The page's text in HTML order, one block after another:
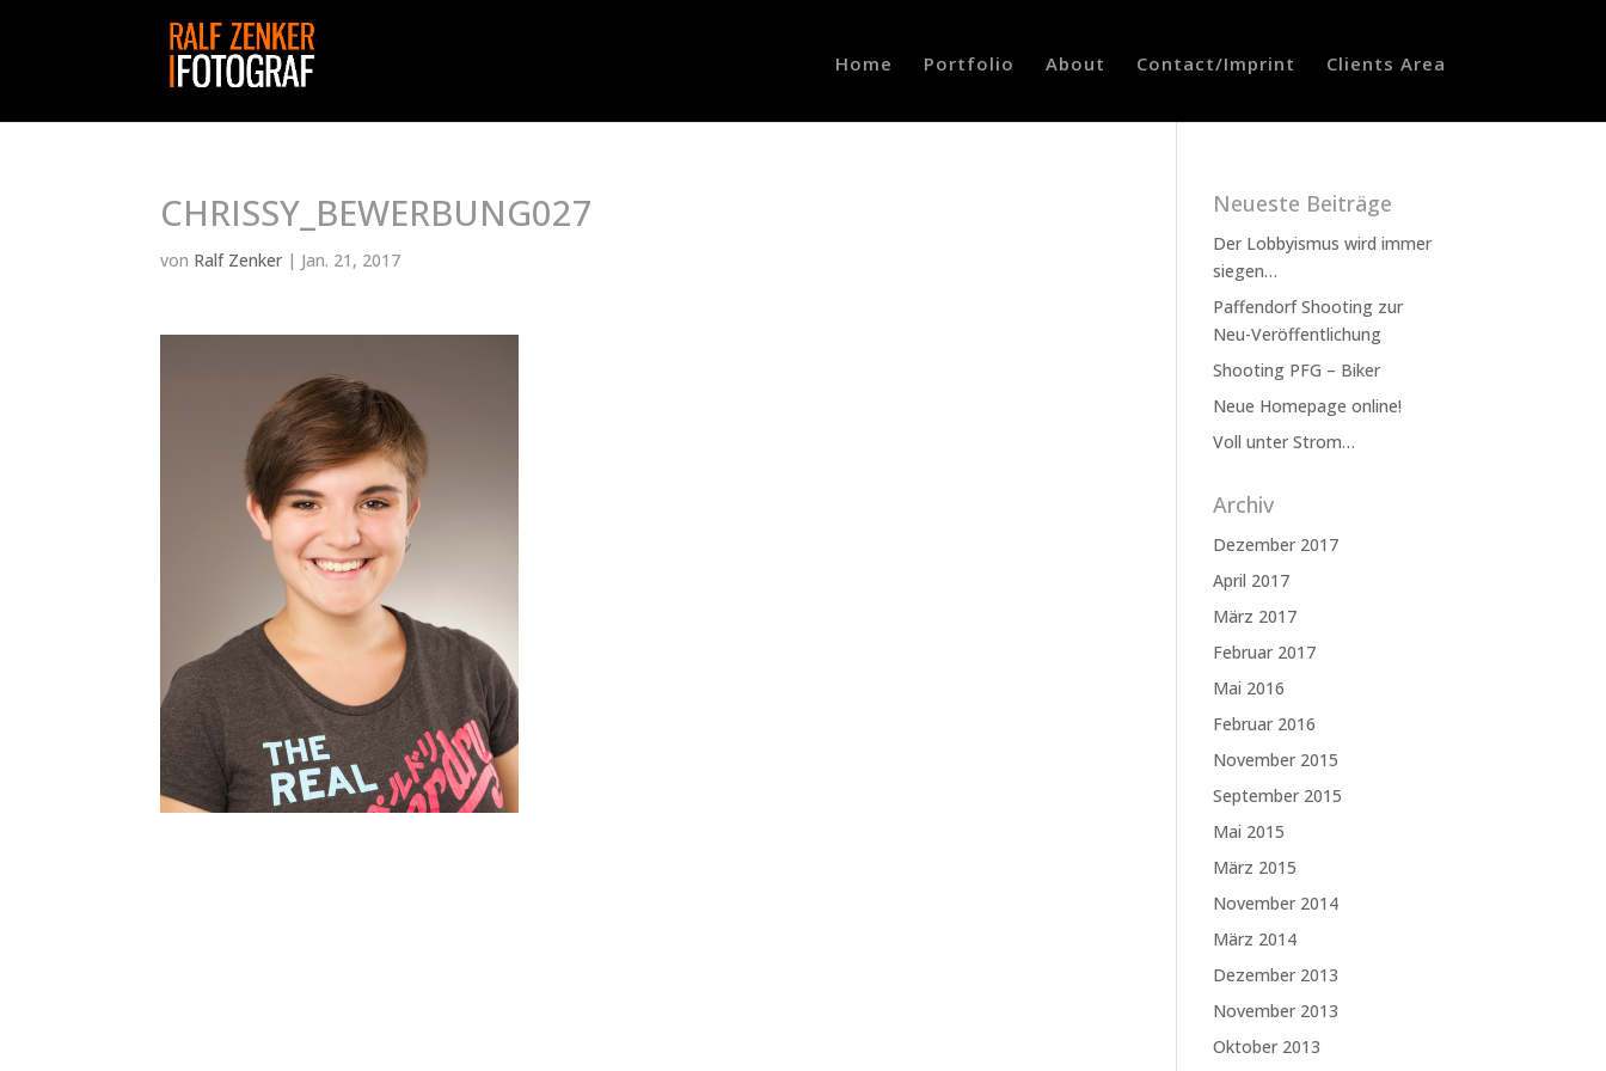
Home Portfolio About Contact/Imprint Clients Area
CHRISSY_BEWERBUNG027
von Ralf Zenker | Jan. 21, 2017
Neueste Beiträge
Der Lobbyismus wird immer
siegen…
Paffendorf Shooting zur
Neu-Veröffentlichung
Shooting PFG – Biker
Neue Homepage online!
Voll unter Strom…
Archiv
Dezember 2017
April 2017
März 2017
Februar 2017
Mai 2016
Februar 2016
November 2015
September 2015
Mai 2015
März 2015
November 2014
März 2014
Dezember 2013
November 2013
Oktober 2013